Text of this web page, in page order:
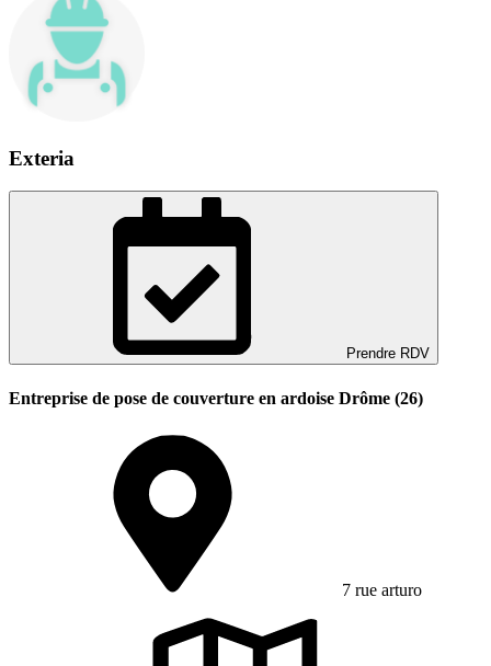
Exteria
Prendre RDV
Entreprise de pose de couverture en ardoise Drôme (26)
7 rue arturo